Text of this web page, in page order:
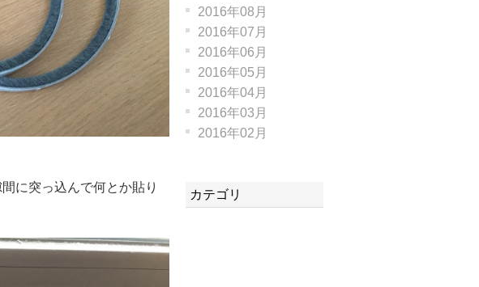
に突っ込んで何とか貼り
2016年08月
2016年07月
2016年06月
2016年05月
2016年04月
2016年03月
2016年02月
カテゴリ